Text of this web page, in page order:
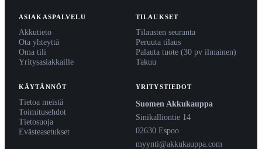
ASIAKASPALVELU
Akkutieto
Ota yhteyttä
Oma tili
Yritysasiakkaille
TILAUKSET
Tilausten seuranta
Peruuta tilaus
Palauta tuote (30 pv ilmainen)
Takuu
KÄYTÄNNÖT
Tietoa meistä
Toimitusehdot
Tietosuoja
Evästeasetukset
YRITYSTIEDOT
Suomen Akkukauppa
Sinikalliontie 14
02630 Espoo
myynti@akkukauppa.com